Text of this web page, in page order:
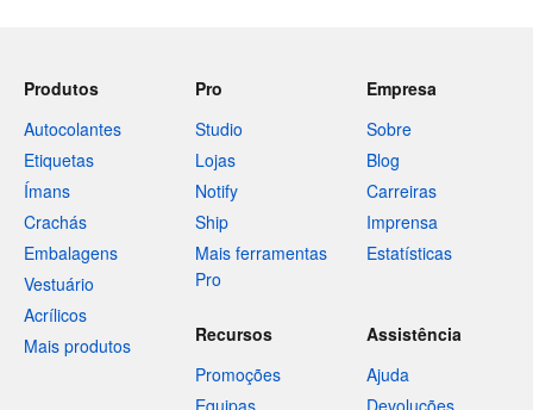
Produtos
Autocolantes
Etiquetas
Ímans
Crachás
Embalagens
Vestuário
Acrílicos
Mais produtos
Pro
Studio
Lojas
Notify
Ship
Mais ferramentas
Pro
Empresa
Sobre
Blog
Carreiras
Imprensa
Estatísticas
Recursos
Promoções
Equipas
Assistência
Ajuda
Devoluções